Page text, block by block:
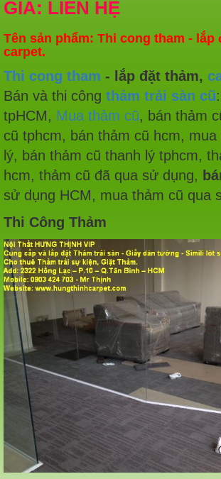
GIÁ: LIÊN HỆ
Tên sản phẩm: Thi cong tham - lắp
carpet.
Thi cong tham - lắp đặt thảm,
Bán và thi công thảm trải sàn cũ
tpHCM, Mua thảm cũ, bán thảm
cũ tphcm, bán thảm cũ hcm,
lý, bán thảm cũ thanh lý tphcm,
hcm, thảm cũ đã qua sử dụng,
sử dụng HCM, mua thảm cũ qua
Thi Công Thảm